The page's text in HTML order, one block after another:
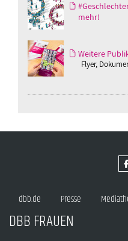
mehr!
Weitere
Flyer,
dbb.de Presse
DBB FRAUEN